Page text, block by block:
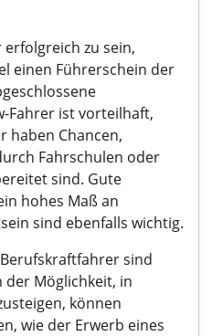
zu sein,
einen Führerschein der
Fahrer ist vorteilhaft,
haben Chancen,
Fahrschulen oder
sind. Gute
hohes Maß an
sind ebenfalls wichtig.
sind
der Möglichkeit, in
können
wie der Erwerb eines